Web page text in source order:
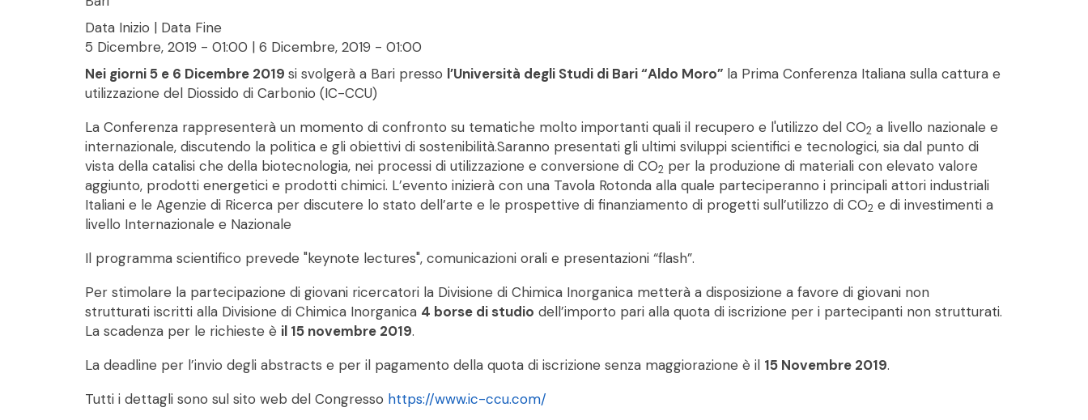
Data Inizio | Data Fine
5 Dicembre, 2019 - 01:00 | 6 Dicembre, 2019 - 01:00
Nei giorni 5 e 6 Dicembre 2019 si svolgerà a Bari presso l’Università degli Studi di Bari “Aldo Moro” la Prima Conferenza Italiana sulla cattura e
utilizzazione del Diossido di Carbonio (IC-CCU)
La Conferenza rappresenterà un momento di confronto su tematiche molto importanti quali il recupero e l'utilizzo del CO2 a livello nazionale e
internazionale, discutendo la politica e gli obiettivi di sostenibilità.Saranno presentati gli ultimi sviluppi scientifici e tecnologici, sia dal punto di
vista della catalisi che della biotecnologia, nei processi di utilizzazione e conversione di CO2 per la produzione di materiali con elevato valore
aggiunto, prodotti energetici e prodotti chimici. L’evento inizierà con una Tavola Rotonda alla quale parteciperanno i principali attori industriali
Italiani e le Agenzie di Ricerca per discutere lo stato dell’arte e le prospettive di finanziamento di progetti sull’utilizzo di CO2 e di investimenti a
livello Internazionale e Nazionale
Il programma scientifico prevede "keynote lectures", comunicazioni orali e presentazioni “flash”.
Per stimolare la partecipazione di giovani ricercatori la Divisione di Chimica Inorganica metterà a disposizione a favore di giovani non
strutturati iscritti alla Divisione di Chimica Inorganica 4 borse di studio dell’importo pari alla quota di iscrizione per i partecipanti non strutturati.
La scadenza per le richieste è il 15 novembre 2019.
La deadline per l’invio degli abstracts e per il pagamento della quota di iscrizione senza maggiorazione è il 15 Novembre 2019.
Tutti i dettagli sono sul sito web del Congresso https://www.ic-ccu.com/